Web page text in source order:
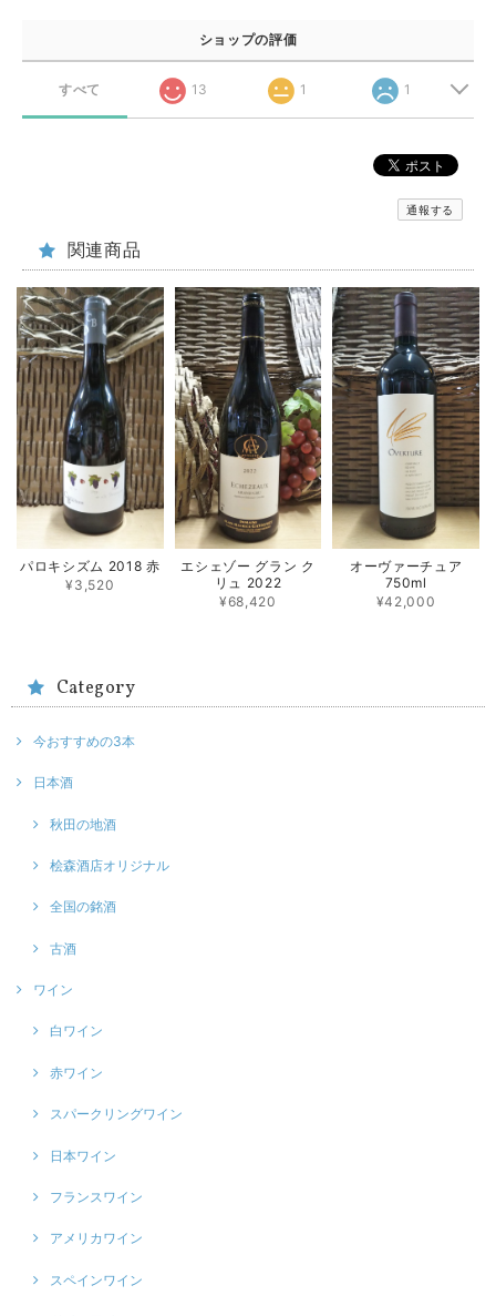
ショップの評価
すべて 13 1 1
通報する
関連商品
パロキシズム 2018 赤
¥3,520
エシェゾー グラン ク
リュ 2022
¥68,420
オーヴァーチュア
750ml
¥42,000
Category
今おすすめの3本
日本酒
秋田の地酒
桧森酒店オリジナル
全国の銘酒
古酒
ワイン
白ワイン
赤ワイン
スパークリングワイン
日本ワイン
フランスワイン
アメリカワイン
スペインワイン